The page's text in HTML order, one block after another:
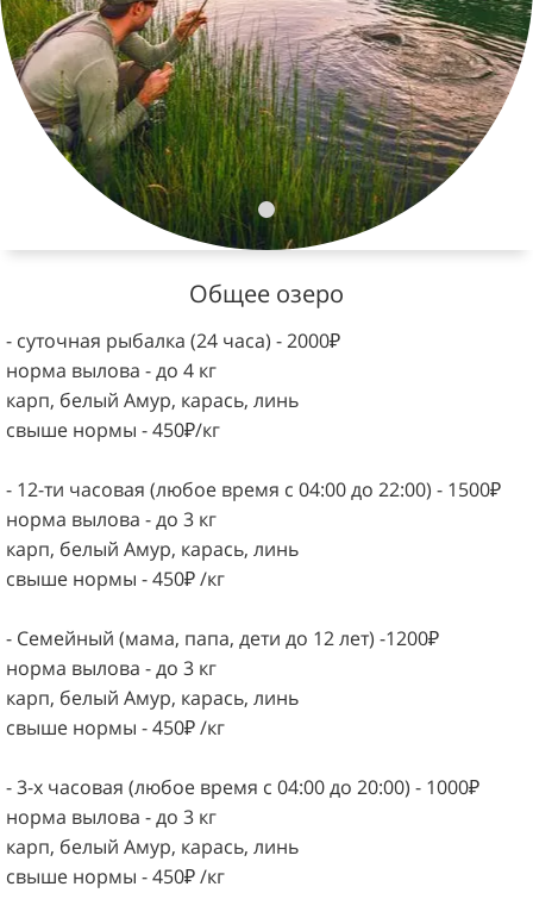
Общее озеро
- суточная рыбалка (24 часа) - 2000₽
норма вылова - до 4 кг
карп, белый Амур, карась, линь
свыше нормы - 450₽/кг
- 12-ти часовая (любое время с 04:00 до 22:00) - 1500₽
норма вылова - до 3 кг
карп, белый Амур, карась, линь
свыше нормы - 450₽ /кг
- Семейный (мама, папа, дети до 12 лет) -1200₽
норма вылова - до 3 кг
карп, белый Амур, карась, линь
свыше нормы - 450₽ /кг
- 3-х часовая (любое время с 04:00 до 20:00) - 1000₽
норма вылова - до 3 кг
карп, белый Амур, карась, линь
свыше нормы - 450₽ /кг